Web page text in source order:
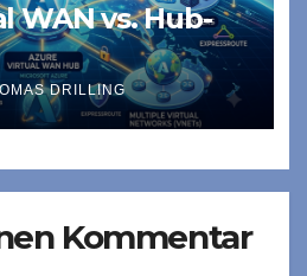
WAN vs. Hub-
DRILLING
Kommentar